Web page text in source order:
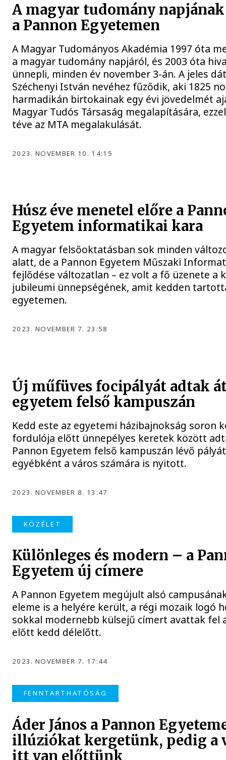
A magyar tudomány
a Pannon Egyetemen
A Magyar Tudományos Akadémia 1997 óta
a magyar tudomány napjáról, és 2003 óta
ünnepli, minden év november 3-án. A jeles
Széchenyi István nevéhez fűződik, aki 1825
harmadikán birtokainak egy évi jövedelmét
Magyar Tudós Társaság megalapítására,
téve az MTA megalakulását.
2023. NOVEMBER 10. 14:15
Húsz éve menetel előre a
Egyetem informatikai kara
A magyar felsőoktatásban sok minden
alatt, de a Pannon Egyetem Műszaki
fejlődése változatlan – ez volt a fő üzenete a
jubileumi ünnepségének, amit kedden
egyetemen.
2023. NOVEMBER 7. 23:58
Új műfüves focipályát adtak
egyetem felső kampuszán
Kedd este az egyetemi házibajnokság soron
fordulója előtt ünnepélyes keretek között
Pannon Egyetem felső kampuszán lévő
egyébként a város számára is nyitott.
2023. NOVEMBER 8. 13:47
KÖZÉLET
Különleges és modern – a
Egyetem új címere
A Pannon Egyetem megújult alsó
eleme is a helyére került, a régi mozaik logó
sokkal modernebb külsejű címert avattak fel
előtt kedd délelőtt.
2023. NOVEMBER 7. 17:44
FENNTARTHATÓSÁG
Áder János a Pannon
illúziókat kergetünk, pedig a
itt van előttünk